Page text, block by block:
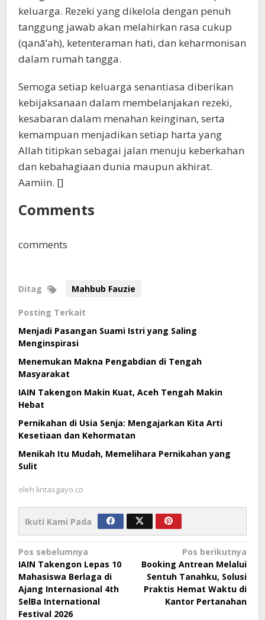
keluarga. Rezeki yang dikelola dengan penuh
tanggung jawab akan melahirkan rasa cukup
(qanā’ah), ketenteraman hati, dan keharmonisan
dalam rumah tangga.
Semoga setiap keluarga senantiasa diberikan
kebijaksanaan dalam membelanjakan rezeki,
kesabaran dalam menahan keinginan, serta
kemampuan menjadikan setiap harta yang
Allah titipkan sebagai jalan menuju keberkahan
dan kebahagiaan dunia maupun akhirat.
Aamiin. []
Comments
comments
Ditag Mahbub Fauzie
Posting Terkait
Menjadi Pasangan Suami Istri yang Saling
Menginspirasi
Menemukan Makna Pengabdian di Tengah
Masyarakat
IAIN Takengon Makin Kuat, Aceh Tengah Makin
Hebat
Pernikahan di Usia Senja: Mengajarkan Kita Arti
Kesetiaan dan Kehormatan
Menikah Itu Mudah, Memelihara Pernikahan yang
Sulit
oleh lintasgayo.co
Ikuti Kami Pada
Navigasi
pos
Pos sebelumnya
IAIN Takengon Lepas 10
Mahasiswa Berlaga di
Ajang Internasional 4th
SelBa International
Festival 2026
Pos berikutnya
Booking Antrean Melalui
Sentuh Tanahku, Solusi
Praktis Hemat Waktu di
Kantor Pertanahan